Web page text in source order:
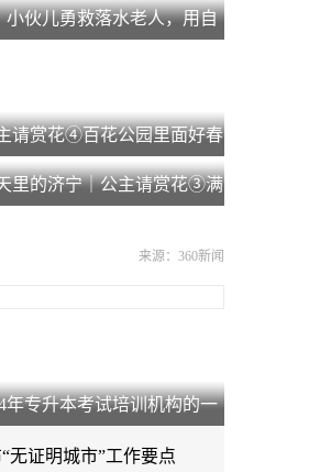
为老人照路获赞
小伙儿勇救落水老人，用自
请赏花④百花公园里面好春
里的济宁｜公主请赏花③满
来源：360新闻
年专升本考试培训机构的一
封信
无证明城市”工作要点